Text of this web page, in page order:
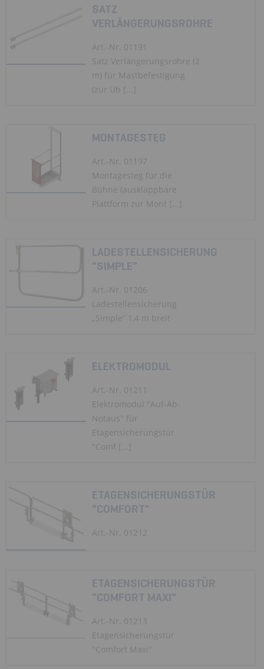
SATZ
VERLÄNGERUNGSROHRE
Art.-Nr. 01191
Satz Verlängerungsrohre (2
m) für Mastbefestigung
(zur Üb [...]
MONTAGESTEG
Art.-Nr. 01197
Montagesteg für die
Bühne (ausklappbare
Plattform zur Mont [...]
LADESTELLENSICHERUNG
"SIMPLE"
Art.-Nr. 01206
Ladestellensicherung
„Simple“ 1,4 m breit
ELEKTROMODUL
Art.-Nr. 01211
Elektromodul "Auf-Ab-
Notaus" für
Etagensicherungstür
"Comf [...]
ETAGENSICHERUNGSTÜR
"COMFORT"
Art.-Nr. 01212
ETAGENSICHERUNGSTÜR
"COMFORT MAXI"
Art.-Nr. 01213
Etagensicherungstür
"Comfort Maxi"